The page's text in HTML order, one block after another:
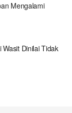
Mengalami
Dinilai Tidak